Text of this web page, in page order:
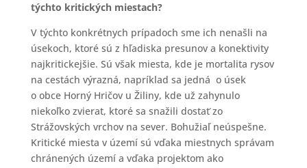
týchto kritických miestach?
V týchto konkrétnych prípadoch sme ich nenašli na
úsekoch, ktoré sú z hľadiska presunov a konektivity
najkritickejšie. Sú však miesta, kde je mortalita rysov
na cestách výrazná, napríklad sa jedná o úsek
o obce Horný Hričov u Žiliny, kde už zahynulo
niekoľko zvierat, ktoré sa snažili dostať zo
Strážovských vrchov na sever. Bohužiaľ neúspešne.
Kritické miesta v území sú vďaka miestnych správam
chránených území a vďaka projektom ako